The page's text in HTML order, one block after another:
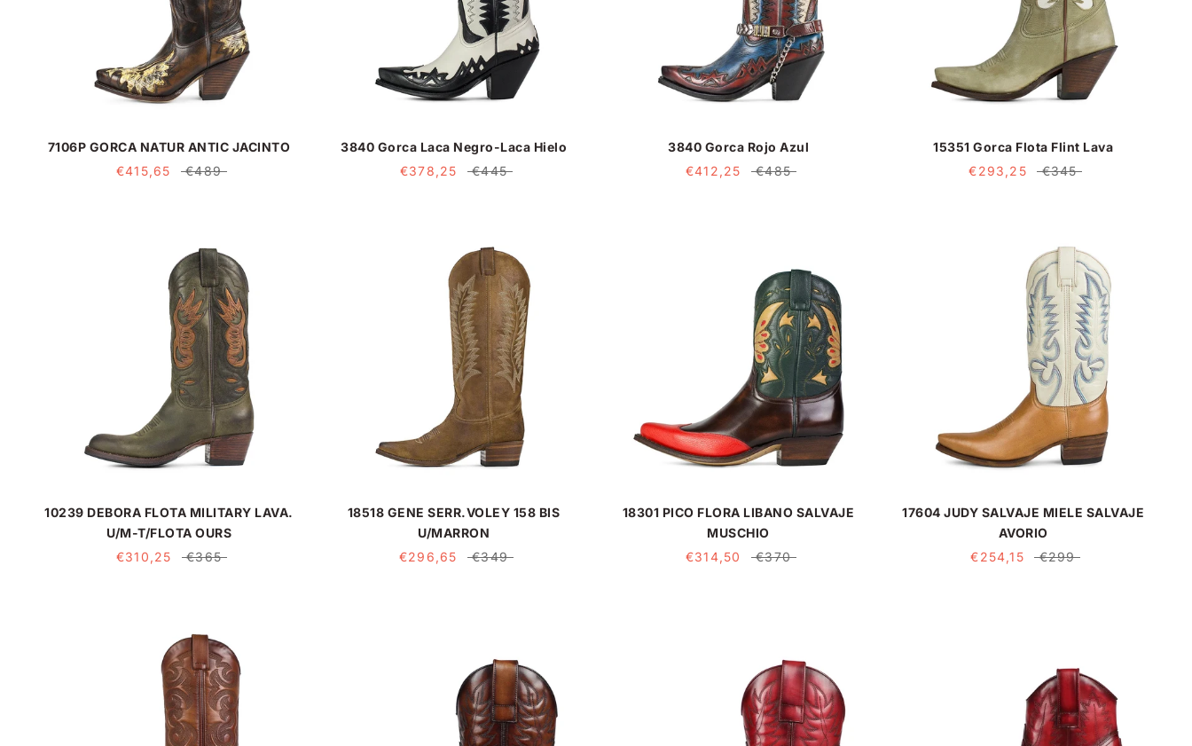
7106P GORCA NATUR ANTIC JACINTO
€415,65
€489
3840 Gorca Laca Negro-Laca Hielo
€378,25
€445
3840 Gorca Rojo Azul
€412,25
€485
15351 Gorca Flota Flint Lava
€293,25
€345
10239 DEBORA FLOTA MILITARY LAVA.
U/M-T/FLOTA OURS
€310,25
€365
18518 GENE SERR.VOLEY 158 BIS
U/MARRON
€296,65
€349
18301 PICO FLORA LIBANO SALVAJE
MUSCHIO
€314,50
€370
17604 JUDY SALVAJE MIELE SALVAJE
AVORIO
€254,15
€299